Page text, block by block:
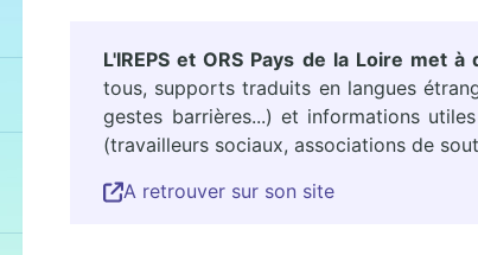
L'IREPS et ORS Pays de la Loire met
tous, supports traduits en langues
gestes barrières...) et informations
(travailleurs sociaux, associations de
A retrouver sur son site